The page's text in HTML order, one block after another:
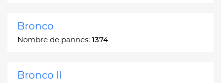
Bronco
Nombre de pannes: 1374
Bronco II